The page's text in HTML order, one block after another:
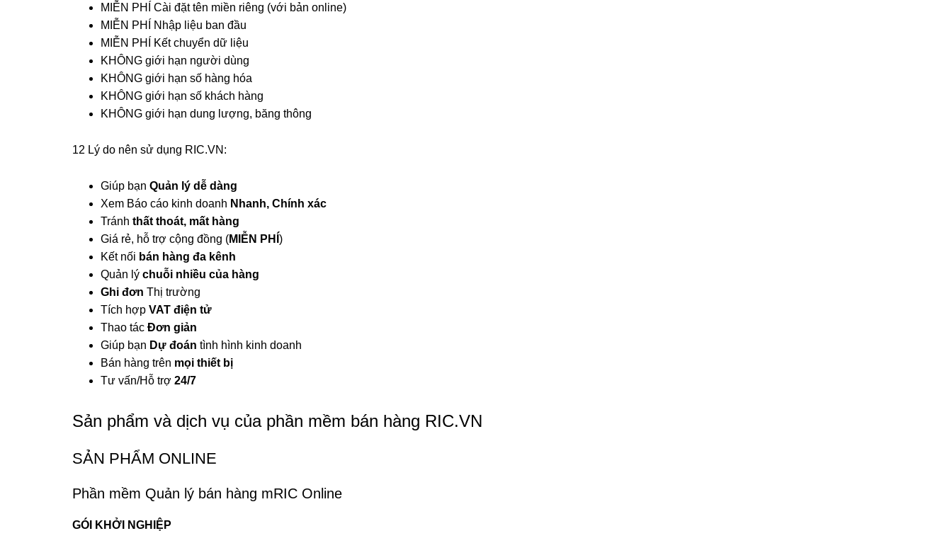
MIỄN PHÍ Cài đặt tên miền riêng (với bản online)
MIỄN PHÍ Nhập liệu ban đầu
MIỄN PHÍ Kết chuyển dữ liệu
KHÔNG giới hạn người dùng
KHÔNG giới hạn số hàng hóa
KHÔNG giới hạn số khách hàng
KHÔNG giới hạn dung lượng, băng thông
12 Lý do nên sử dụng RIC.VN:
Giúp bạn Quản lý dễ dàng
Xem Báo cáo kinh doanh Nhanh, Chính xác
Tránh thất thoát, mất hàng
Giá rẻ, hỗ trợ cộng đồng (MIỄN PHÍ )
Kết nối bán hàng đa kênh
Quản lý chuỗi nhiều của hàng
Ghi đơn Thị trường
Tích hợp VAT điện tử
Thao tác Đơn giản
Giúp bạn Dự đoán tình hình kinh doanh
Bán hàng trên mọi thiết bị
Tư vấn/Hỗ trợ 24/7
Sản phẩm và dịch vụ của phần mềm bán hàng RIC.VN
SẢN PHẨM ONLINE
Phần mềm Quản lý bán hàng mRIC Online
GÓI KHỞI NGHIỆP